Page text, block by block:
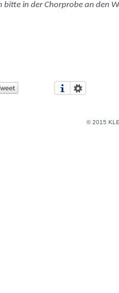
bitte in der Chorprobe an den
© 2015